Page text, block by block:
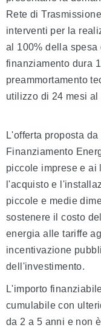
Rete di
interventi per la
al 100% della spesa
finanziamento dura
preammortamento
utilizzo di 24 mesi al
L'offerta proposta da
Finanziamento
piccole imprese e ai
l'acquisto e
piccole e medie
sostenere il costo
energia alle tariffe
incentivazione
dell'investimento.
L'importo
cumulabile con
da 2 a 5 anni e non